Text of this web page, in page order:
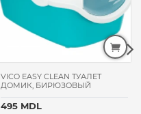
VICO EASY CLEAN ТУАЛЕТ
ДОМИК, БИРЮЗОВЫЙ
495 MDL